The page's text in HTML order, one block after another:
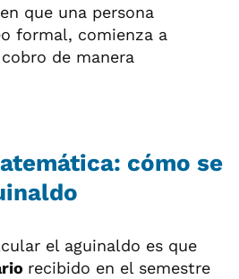
que una persona
formal, comienza a
de manera
cómo se
el aguinaldo es que
recibido en el semestre